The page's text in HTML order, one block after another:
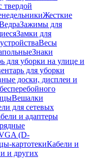
твердой
Жесткие
Зажимы для
Замки для
Весы
Знаки
для уборки на улице и
для уборки
доски, дисплеи и
Вешалки
для сетевых
и адаптеры
(D-
картотекиКабели и
и других